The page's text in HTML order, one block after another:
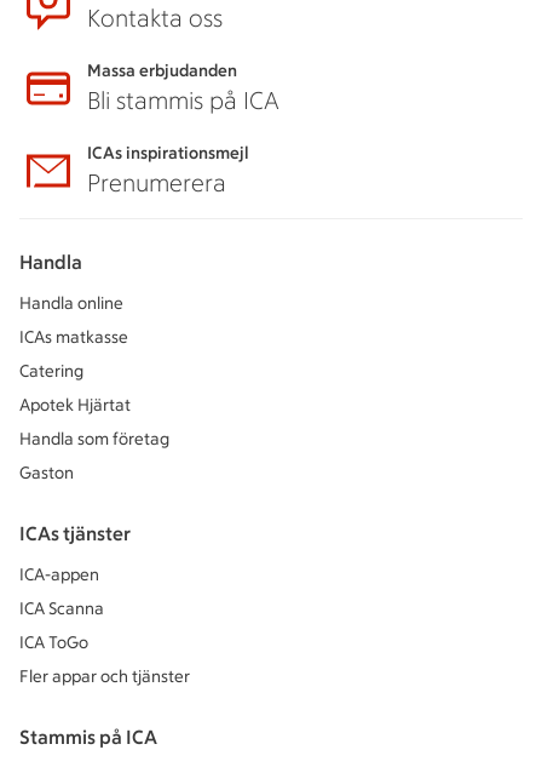
Kontakta oss
Massa erbjudanden
Bli stammis på ICA
ICAs inspirationsmejl
Prenumerera
Handla
Handla online
ICAs matkasse
Catering
Apotek Hjärtat
Handla som företag
Gaston
ICAs tjänster
ICA-appen
ICA Scanna
ICA ToGo
Fler appar och tjänster
Stammis på ICA